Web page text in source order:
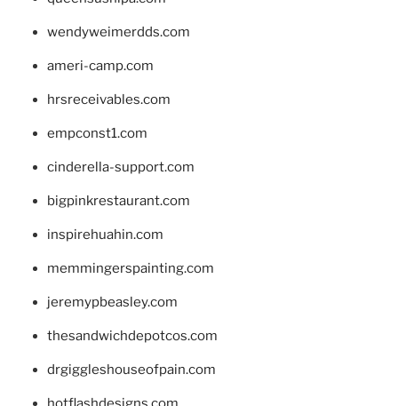
wendyweimerdds.com
ameri-camp.com
hrsreceivables.com
empconst1.com
cinderella-support.com
bigpinkrestaurant.com
inspirehuahin.com
memmingerspainting.com
jeremypbeasley.com
thesandwichdepotcos.com
drgiggleshouseofpain.com